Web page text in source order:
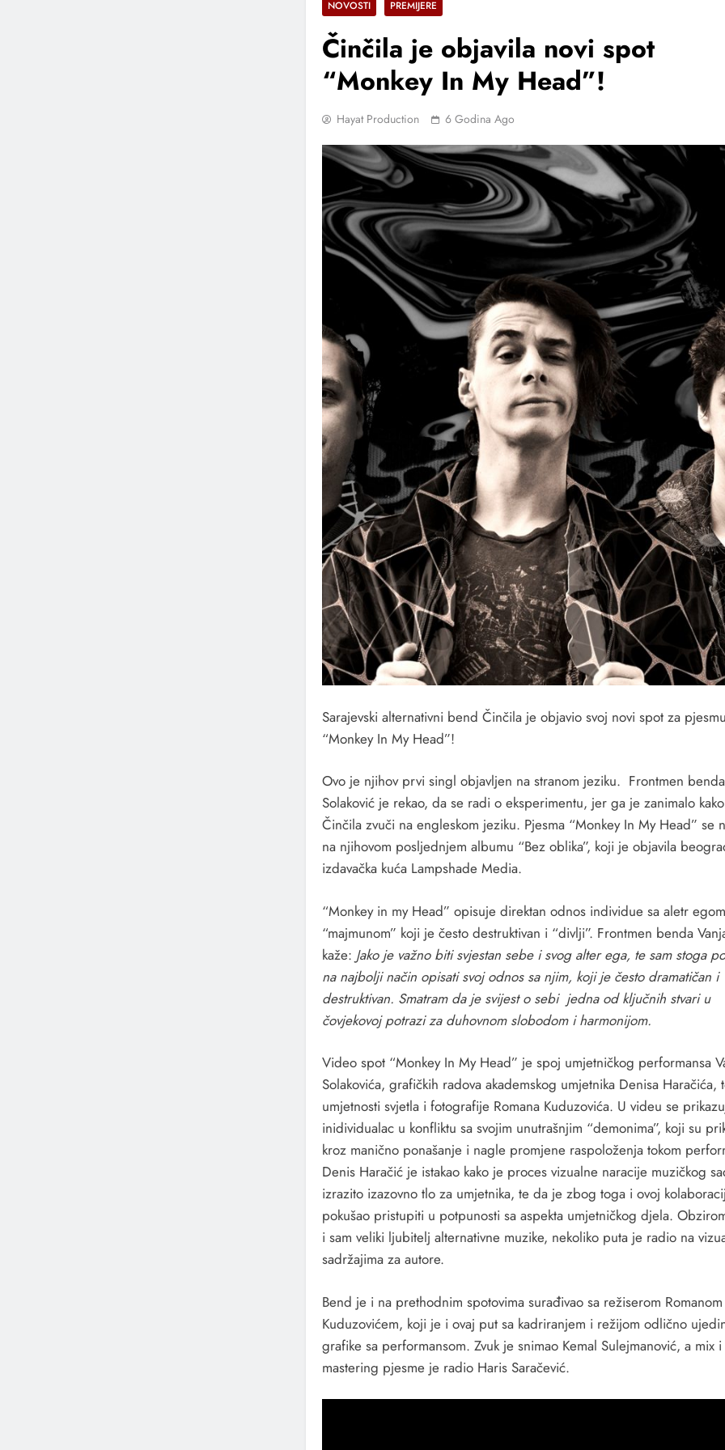
NOVOSTI PREMIJERE
Činčila je objavila novi spot
“Monkey In My Head”!
Hayat Production 6 Godina Ago
Sarajevski alternativni bend Činčila je objavio svoj novi spot za
“Monkey In My Head”!
Ovo je njihov prvi singl objavljen na stranom jeziku. Frontmen
Solaković je rekao, da se radi o eksperimentu, jer ga je zanimalo kako
Činčila zvuči na engleskom jeziku. Pjesma “Monkey In My Head” se
na njihovom posljednjem albumu “Bez oblika”, koji je objavila
izdavačka kuća Lampshade Media.
“Monkey in my Head” opisuje direktan odnos individue sa aletr
“majmunom” koji je često destruktivan i “divlji”. Frontmen benda
kaže: Jako je važno biti svjestan sebe i svog alter ega, te sam stoga
na najbolji način opisati svoj odnos sa njim, koji je često dramatičan i
destruktivan. Smatram da je svijest o sebi jedna od ključnih stvari u
čovjekovoj potrazi za duhovnom slobodom i harmonijom.
Video spot “Monkey In My Head” je spoj umjetničkog performansa
Solakovića, grafičkih radova akademskog umjetnika Denisa Haračića,
umjetnosti svjetla i fotografije Romana Kuduzovića. U videu se
inidividualac u konfliktu sa svojim unutrašnjim “demonima”, koji su
kroz manično ponašanje i nagle promjene raspoloženja tokom
Denis Haračić je istakao kako je proces vizualne naracije muzičkog
izrazito izazovno tlo za umjetnika, te da je zbog toga i ovoj
pokušao pristupiti u potpunosti sa aspekta umjetničkog djela.
i sam veliki ljubitelj alternativne muzike, nekoliko puta je radio na
sadržajima za autore.
Bend je i na prethodnim spotovima surađivao sa režiserom Romanom
Kuduzovićem, koji je i ovaj put sa kadriranjem i režijom odlično
grafike sa performansom. Zvuk je snimao Kemal Sulejmanović, a mix i
mastering pjesme je radio Haris Saračević.